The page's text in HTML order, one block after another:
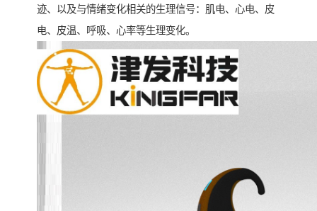
迹、以及与情绪变化相关的生理信号：肌电、心电、皮
电、皮温、呼吸、心率等生理变化。